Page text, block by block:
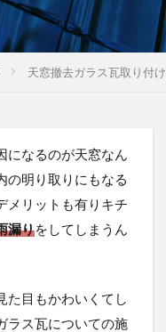
天窓撤去ガラス瓦取り付
なるのが天窓なん
の明り取りにもなる
メリットも有りキチ
漏りをしてしまうん
目もかわいくてし
ラス瓦についての施